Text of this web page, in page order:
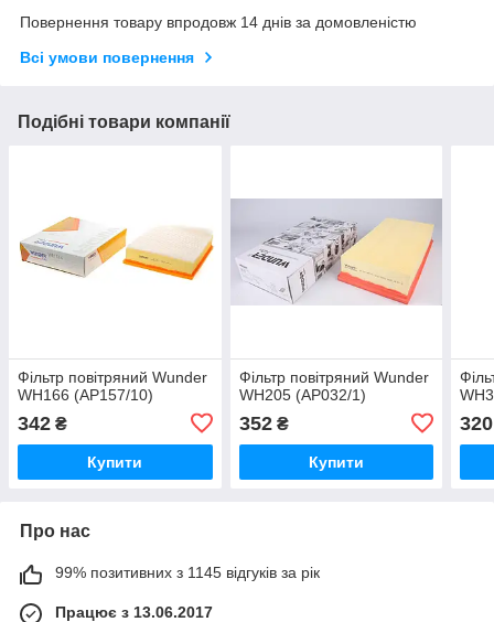
Повернення товару впродовж 14 днів за домовленістю
Всі умови повернення
Подібні товари компанії
Фільтр повітряний Wunder
WH166 (AP157/10)
342 ₴
Купити
Фільтр повітряний Wunder
WH205 (AP032/1)
352₴
Купити
320
Про нас
99% позитивних з 1145 відгуків за рік
Працює з 13.06.2017